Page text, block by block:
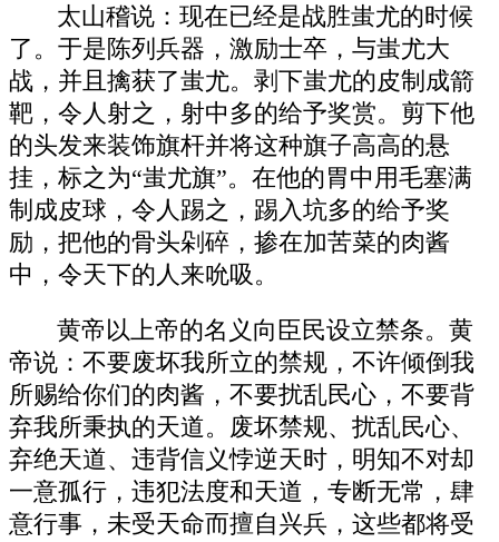
太山稽说：现在已经是战胜蚩尤的时候
了。于是陈列兵器，激励士卒，与蚩尤大
战，并且擒获了蚩尤。剥下蚩尤的皮制成箭
靶，令人射之，射中多的给予奖赏。剪下他
的头发来装饰旗杆并将这种旗子高高的悬
挂，标之为“蚩尤旗”。在他的胃中用毛塞满
制成皮球，令人踢之，踢入坑多的给予奖
励，把他的骨头剁碎，掺在加苦菜的肉酱
中，令天下的人来吮吸。
黄帝以上帝的名义向臣民设立禁条。黄
帝说：不要废坏我所立的禁规，不许倾倒我
所赐给你们的肉酱，不要扰乱民心，不要背
弃我所秉执的天道。废坏禁规、扰乱民心、
弃绝天道、违背信义悖逆天时，明知不对却
一意孤行，违犯法度和天道，专断无常，肆
意行事，未受天命而擅自兴兵，这些都将受